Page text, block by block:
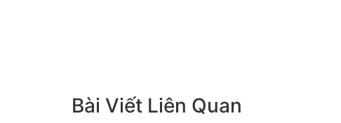
Bài Viết Liên Quan